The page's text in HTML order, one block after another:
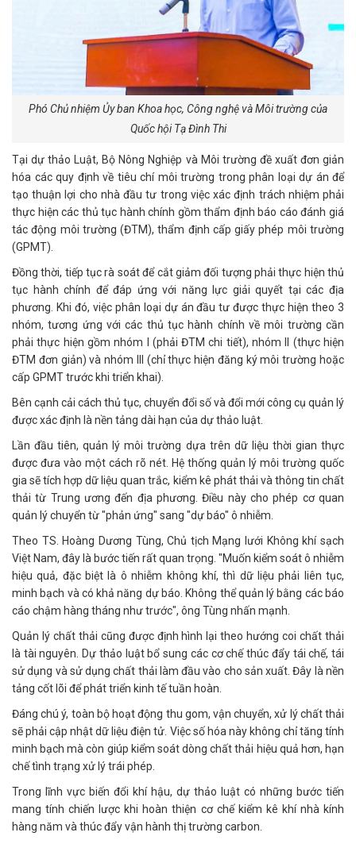
Phó Chủ nhiệm Ủy ban Khoa học, Công nghệ và Môi trường của
Quốc hội Tạ Đình Thi
Tại dự thảo Luật, Bộ Nông Nghiệp và Môi trường đề xuất đơn giản
hóa các quy định về tiêu chí môi trường trong phân loại dự án để
tạo thuận lợi cho nhà đầu tư trong việc xác định trách nhiệm phải
thực hiện các thủ tục hành chính gồm thẩm định báo cáo đánh giá
tác động môi trường (ĐTM), thẩm định cấp giấy phép môi trường
(GPMT).
Đồng thời, tiếp tục rà soát để cắt giảm đối tượng phải thực hiện thủ
tục hành chính để đáp ứng với năng lực giải quyết tại các địa
phương. Khi đó, việc phân loại dự án đầu tư được thực hiện theo 3
nhóm, tương ứng với các thủ tục hành chính về môi trường cần
phải thực hiện gồm nhóm I (phải ĐTM chi tiết), nhóm II (thực hiện
ĐTM đơn giản) và nhóm III (chỉ thực hiện đăng ký môi trường hoặc
cấp GPMT trước khi triển khai).
Bên cạnh cải cách thủ tục, chuyển đổi số và đổi mới công cụ quản lý
được xác định là nền tảng dài hạn của dự thảo luật.
Lần đầu tiên, quản lý môi trường dựa trên dữ liệu thời gian thực
được đưa vào một cách rõ nét. Hệ thống quản lý môi trường quốc
gia sẽ tích hợp dữ liệu quan trắc, kiểm kê phát thải và thông tin chất
thải từ Trung ương đến địa phương. Điều này cho phép cơ quan
quản lý chuyển từ "phản ứng" sang "dự báo" ô nhiễm.
Theo TS. Hoàng Dương Tùng, Chủ tịch Mạng lưới Không khí sạch
Việt Nam, đây là bước tiến rất quan trọng. "Muốn kiểm soát ô nhiễm
hiệu quả, đặc biệt là ô nhiễm không khí, thì dữ liệu phải liên tục,
minh bạch và có khả năng dự báo. Không thể quản lý bằng các báo
cáo chậm hàng tháng như trước", ông Tùng nhấn mạnh.
Quản lý chất thải cũng được định hình lại theo hướng coi chất thải
là tài nguyên. Dự thảo luật bổ sung các cơ chế thúc đẩy tái chế, tái
sử dụng và sử dụng chất thải làm đầu vào cho sản xuất. Đây là nền
tảng cốt lõi để phát triển kinh tế tuần hoàn.
Đáng chú ý, toàn bộ hoạt động thu gom, vận chuyển, xử lý chất thải
sẽ phải cập nhật dữ liệu điện tử. Việc số hóa này không chỉ tăng tính
minh bạch mà còn giúp kiểm soát dòng chất thải hiệu quả hơn, hạn
chế tình trạng xử lý trái phép.
Trong lĩnh vực biến đổi khí hậu, dự thảo luật có những bước tiến
mang tính chiến lược khi hoàn thiện cơ chế kiểm kê khí nhà kính
hàng năm và thúc đẩy vận hành thị trường carbon.